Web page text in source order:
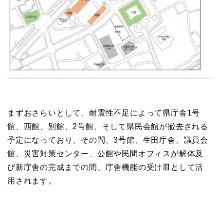
まずおさらいとして、耐震性不足によって県庁舎1号
館、西館、別館、2号館、そして県民会館が撤去される
予定になっており、その間、3号館、生田庁舎、議員会
館、災害対策センター、公館や民間オフィスが解体及
び新庁舎の完成までの間、庁舎機能の受け皿として活
用されます。